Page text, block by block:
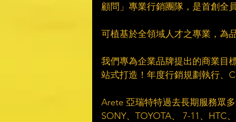
顧問」專業行銷團隊，是首創全
可植基於全領域人才之專業，為
我們專為企業品牌提出的商業目
站式打造！年度行銷規劃執行、
Arete 亞瑞特特過去長期服務眾
SONY、TOYOTA、 7-11、HTC